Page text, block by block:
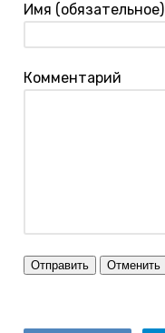
Имя (обязательное)
Комментарий
Отправить Отменить